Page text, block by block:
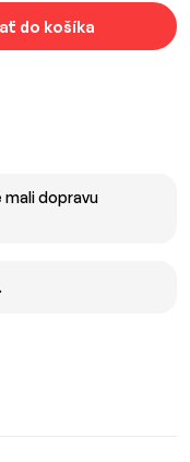
do košíka
dopravu